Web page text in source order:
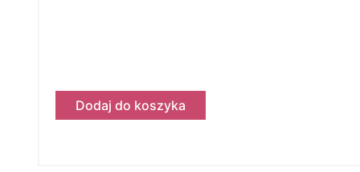
Dodaj do koszyka